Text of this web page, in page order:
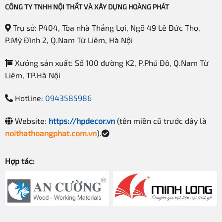
Thương hiệu
HPdecor
Loại sản phẩm
hợp làm tủ trang trí
Phun sơn hoặc thiết kế theo
Màu sắc
Màu gỗ tự nhiên…màu tùy
Logo
Kích thước
Tùy chỉnh theo yêu cầu khách
Nơi sử dụng mẫu quầy thu ngân gỗ đẹp QTN-07
Đây không chỉ đơn thuần là một mẫu tủ/quầy thu ngân
CÔNG TY TNHH NỘI THẤT VÀ XÂY DỰNG HOÀNG PHÁT
Trụ sở: P404, Tòa nhà Thắng Lợi, Ngõ 49 Lê Đức Thọ,
P.Mỹ Đình 2, Q.Nam Từ Liêm, Hà Nội
Xưởng sản xuất: Số 100 đường K2, P.Phú Đô, Q.Nam Từ
Liêm, TP.Hà Nội
Hotline: 0943585986
Website: https://hpdecor.vn(tên miền cũ trước đây là
noithathoangphat.com.vn).
Hợp tác: